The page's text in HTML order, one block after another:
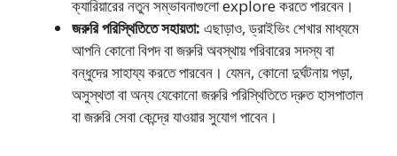
ক্যারিয়ারের নতুন সম্ভাবনাগুলো explore করতে পারবেন।
জরুরি পরিস্থিতিতে সহায়তা: এছাড়াও, ড্রাইভিং শেখার মাধ্যমে
আপনি কোনো বিপদ বা জরুরি অবস্থায় পরিবারের সদস্য বা
বন্ধুদের সাহায্য করতে পারবেন। যেমন, কোনো দুর্ঘটনায় পড়া,
অসুস্থতা বা অন্য যেকোনো জরুরি পরিস্থিতিতে দ্রুত হাসপাতাল
বা জরুরি সেবা কেন্দ্রে যাওয়ার সুযোগ পাবেন।